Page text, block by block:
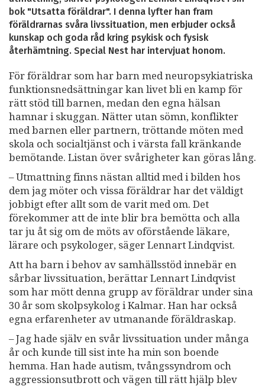
bok "Utsatta föräldrar". I denna lyfter han fram
föräldrarnas svåra livssituation, men erbjuder också
kunskap och goda råd kring psykisk och fysisk
återhämtning. Special Nest har intervjuat honom.
För föräldrar som har barn med neuropsykiatriska
funktionsnedsättningar kan livet bli en kamp för
rätt stöd till barnen, medan den egna hälsan
hamnar i skuggan. Nätter utan sömn, konflikter
med barnen eller partnern, tröttande möten med
skola och socialtjänst och i värsta fall kränkande
bemötande. Listan över svårigheter kan göras lång.
– Utmattning finns nästan alltid med i bilden hos
dem jag möter och vissa föräldrar har det väldigt
jobbigt efter allt som de varit med om. Det
förekommer att de inte blir bra bemötta och alla
tar ju åt sig om de möts av oförstående läkare,
lärare och psykologer, säger Lennart Lindqvist.
Att ha barn i behov av samhällsstöd innebär en
sårbar livssituation, berättar Lennart Lindqvist
som har mött denna grupp av föräldrar under sina
30 år som skolpsykolog i Kalmar. Han har också
egna erfarenheter av utmanande föräldraskap.
– Jag hade själv en svår livssituation under många
år och kunde till sist inte ha min son boende
hemma. Han hade autism, tvångssyndrom och
aggressionsutbrott och vägen till rätt hjälp blev